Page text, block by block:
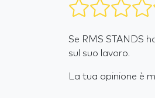
Se RMS STANDS
sul suo lavoro.
La tua opinione è